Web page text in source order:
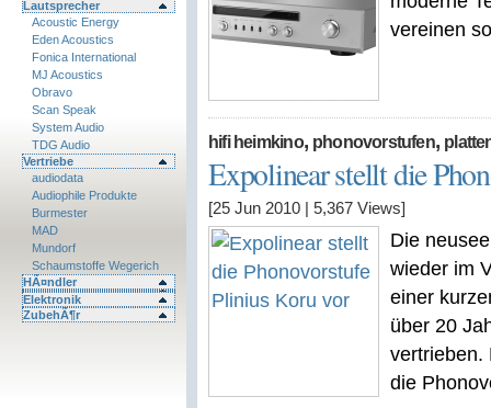
Lautsprecher
Acoustic Energy
Eden Acoustics
Fonica International
MJ Acoustics
Obravo
Scan Speak
System Audio
TDG Audio
Vertriebe
audiodata
Audiophile Produkte
Burmester
MAD
Mundorf
Schaumstoffe Wegerich
HÃ¤ndler
Elektronik
ZubehÃ¶r
vereinen
hifi heimkino, phonovorstufen,
Expolinear stellt die
[25 Jun 2010 5,367 Views]
Die
wieder im
einer
über 20
vertrieben.
die